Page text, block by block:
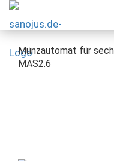
Münzautomat für
MAS2.6